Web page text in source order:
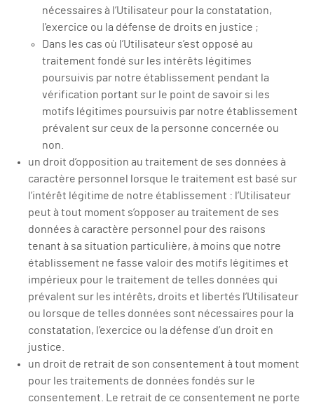
nécessaires à l’Utilisateur pour la constatation,
l'exercice ou la défense de droits en justice ;
Dans les cas où l’Utilisateur s’est opposé au
traitement fondé sur les intérêts légitimes
poursuivis par notre établissement pendant la
vérification portant sur le point de savoir si les
motifs légitimes poursuivis par notre établissement
prévalent sur ceux de la personne concernée ou
non.
un droit d’opposition au traitement de ses données à
caractère personnel lorsque le traitement est basé sur
l’intérêt légitime de notre établissement : l’Utilisateur
peut à tout moment s’opposer au traitement de ses
données à caractère personnel pour des raisons
tenant à sa situation particulière, à moins que notre
établissement ne fasse valoir des motifs légitimes et
impérieux pour le traitement de telles données qui
prévalent sur les intérêts, droits et libertés l’Utilisateur
ou lorsque de telles données sont nécessaires pour la
constatation, l’exercice ou la défense d’un droit en
justice.
un droit de retrait de son consentement à tout moment
pour les traitements de données fondés sur le
consentement. Le retrait de ce consentement ne porte